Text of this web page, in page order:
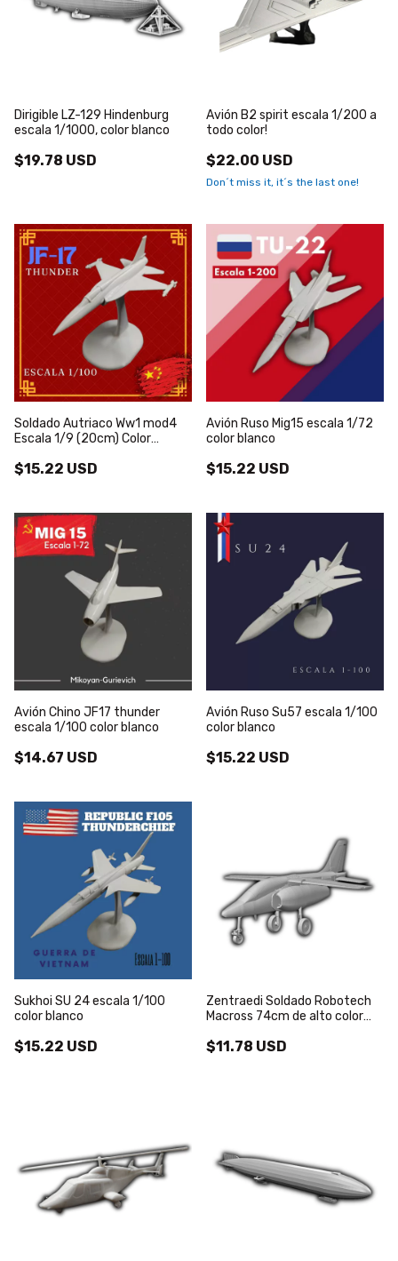
Dirigible LZ-129 Hindenburg
escala 1/1000, color blanco
$19.78 USD
Avión B2 spirit escala 1/200 a
todo color!
$22.00 USD
Don´t miss it, it´s the last one!
Soldado Autriaco Ww1 mod4
Escala 1/9 (20cm) Color
$15.22 USD
Avión Ruso Mig15 escala 1/72
color blanco
$15.22 USD
Avión Chino JF17 thunder
escala 1/100 color blanco
$14.67 USD
Avión Ruso Su57 escala 1/100
color blanco
$15.22 USD
Sukhoi SU 24 escala 1/100
color blanco
$15.22 USD
Zentraedi Soldado Robotech
Macross 74cm de alto color
$11.78 USD